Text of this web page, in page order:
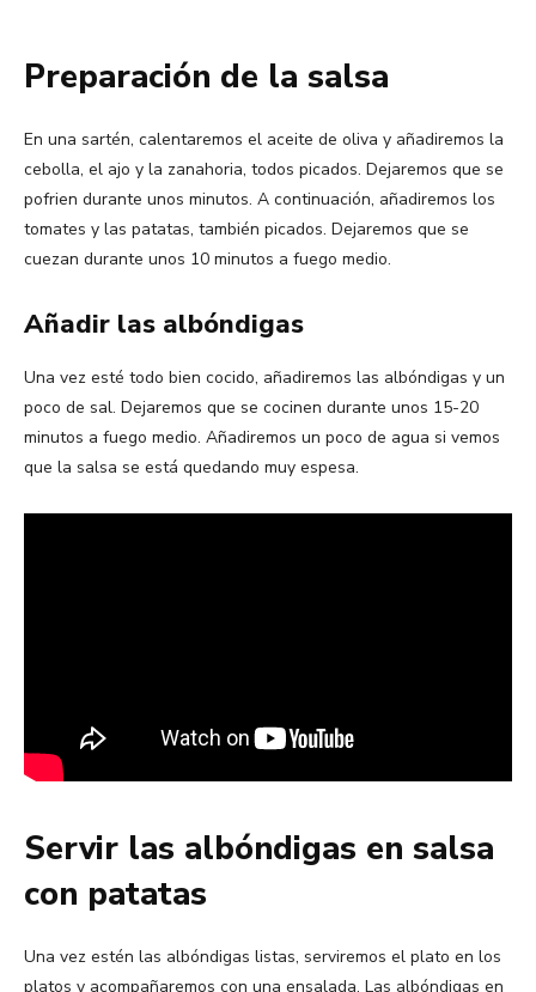
Preparación de la salsa
En una sartén, calentaremos el aceite de oliva y añadiremos la
cebolla, el ajo y la zanahoria, todos picados. Dejaremos que se
pofrien durante unos minutos. A continuación, añadiremos los
tomates y las patatas, también picados. Dejaremos que se
cuezan durante unos 10 minutos a fuego medio.
Añadir las albóndigas
Una vez esté todo bien cocido, añadiremos las albóndigas y un
poco de sal. Dejaremos que se cocinen durante unos 15-20
minutos a fuego medio. Añadiremos un poco de agua si vemos
que la salsa se está quedando muy espesa.
Servir las albóndigas en salsa
con patatas
Una vez estén las albóndigas listas, serviremos el plato en los
platos y acompañaremos con una ensalada. Las albóndigas en